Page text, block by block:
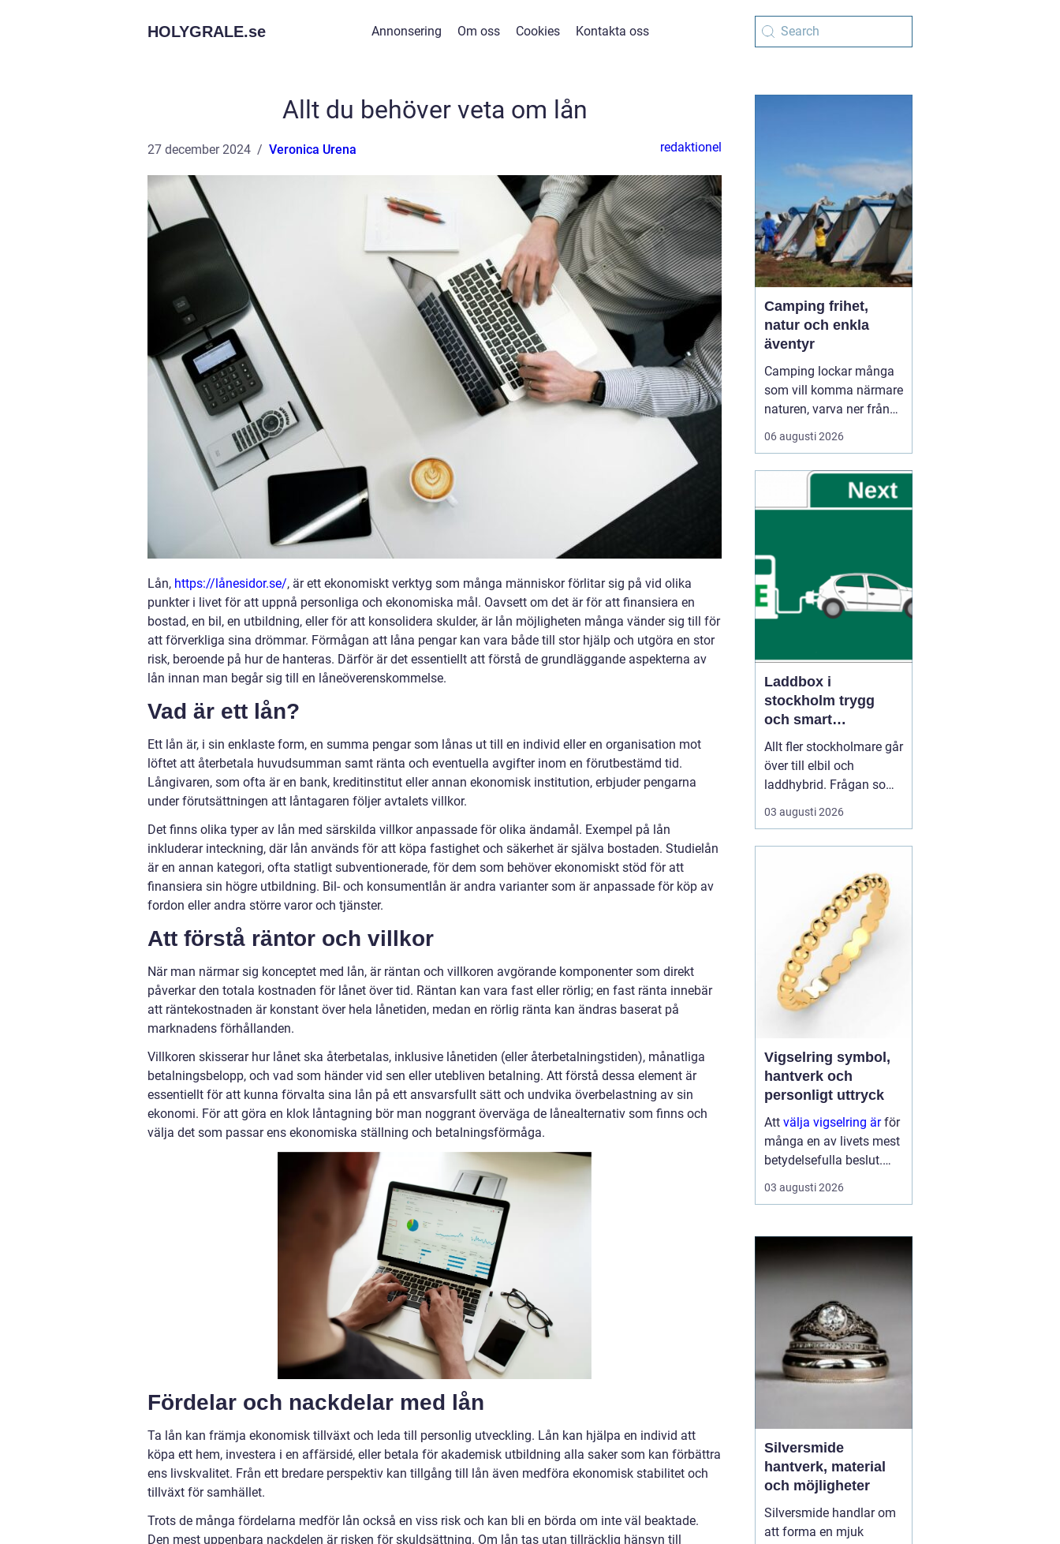
HOLYGRALE.se Annonsering Om oss Cookies Kontakta oss
Allt du behöver veta om lån
27 december 2024 Veronica Urena redaktionel
Lån, https://lånesidor.se/, är ett ekonomiskt verktyg som många människor förlitar sig på vid olika
punkter i livet för att uppnå personliga och ekonomiska mål. Oavsett om det är för att finansiera en
bostad, en bil, en utbildning, eller för att konsolidera skulder, är lån möjligheten många vänder sig till för
att förverkliga sina drömmar. Förmågan att låna pengar kan vara både till stor hjälp och utgöra en stor
risk, beroende på hur de hanteras. Därför är det essentiellt att förstå de grundläggande aspekterna av
lån innan man begår sig till en låneöverenskommelse.
Vad är ett lån?
Ett lån är, i sin enklaste form, en summa pengar som lånas ut till en individ eller en organisation mot
löftet att återbetala huvudsumman samt ränta och eventuella avgifter inom en förutbestämd tid.
Långivaren, som ofta är en bank, kreditinstitut eller annan ekonomisk institution, erbjuder pengarna
under förutsättningen att låntagaren följer avtalets villkor.
Det finns olika typer av lån med särskilda villkor anpassade för olika ändamål. Exempel på lån
inkluderar inteckning, där lån används för att köpa fastighet och säkerhet är själva bostaden. Studielån
är en annan kategori, ofta statligt subventionerade, för dem som behöver ekonomiskt stöd för att
finansiera sin högre utbildning. Bil- och konsumentlån är andra varianter som är anpassade för köp av
fordon eller andra större varor och tjänster.
Att förstå räntor och villkor
När man närmar sig konceptet med lån, är räntan och villkoren avgörande komponenter som direkt
påverkar den totala kostnaden för lånet över tid. Räntan kan vara fast eller rörlig; en fast ränta innebär
att räntekostnaden är konstant över hela lånetiden, medan en rörlig ränta kan ändras baserat på
marknadens förhållanden.
Villkoren skisserar hur lånet ska återbetalas, inklusive lånetiden (eller återbetalningstiden), månatliga
betalningsbelopp, och vad som händer vid sen eller utebliven betalning. Att förstå dessa element är
essentiellt för att kunna förvalta sina lån på ett ansvarsfullt sätt och undvika överbelastning av sin
ekonomi. För att göra en klok låntagning bör man noggrant överväga de lånealternativ som finns och
välja det som passar ens ekonomiska ställning och betalningsförmåga.
Fördelar och nackdelar med lån
Ta lån kan främja ekonomisk tillväxt och leda till personlig utveckling. Lån kan hjälpa en individ att
köpa ett hem, investera i en affärsidé, eller betala för akademisk utbildning alla saker som kan förbättra
ens livskvalitet. Från ett bredare perspektiv kan tillgång till lån även medföra ekonomisk stabilitet och
tillväxt för samhället.
Trots de många fördelarna medför lån också en viss risk och kan bli en börda om inte väl beaktade.
Den mest uppenbara nackdelen är risken för skuldsättning. Om lån tas utan tillräcklig hänsyn till
Camping frihet,
natur och enkla
äventyr
Camping lockar många
som vill komma närmare
naturen, varva ner från
vardagen och umgås
utan stress. Oavsett om
husvagn eller tält
handlar Camping ofta
06 augusti 2026
Laddbox i
stockholm trygg
och smart
elbilsladdning
hemma och på
jobbet
Allt fler stockholmare går
över till elbil och
laddhybrid. Frågan som
snabbt dyker upp är hur
bilen ska laddas på ett
högre
säkerhet än vägg...
03 augusti 2026
Vigselring symbol,
hantverk och
personligt uttryck
Att välja vigselring ärför
många en av livets mest
betydelsefulla beslut.
Ringen ska bäras varje
dag, under lång tid, och
som formades i en sp...
03 augusti 2026
Silversmide
hantverk, material
och möjligheter
Silversmide handlar om
att forma en mjuk